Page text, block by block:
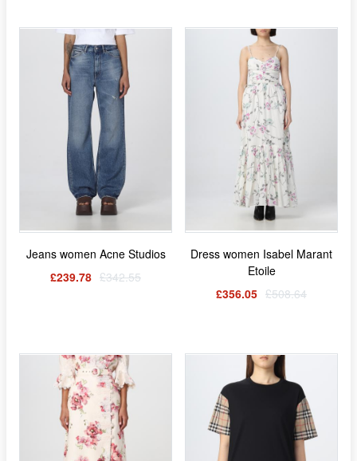
Jeans women Acne Studios
£239.78 £342.55
Dress women Isabel Marant
Etoile
£356.05 £508.64